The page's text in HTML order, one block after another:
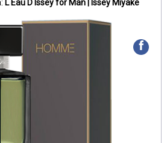
L Eau D Issey for Man | Issey Miyake
f